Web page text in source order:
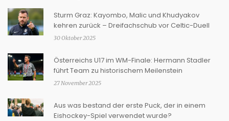
Sturm Graz: Kayombo, Malic und Khudyakov
kehren zurück – Dreifachschub vor Celtic-Duell
30 Oktober 2025
Österreichs U17 im WM-Finale: Hermann Stadler
führt Team zu historischem Meilenstein
27 November 2025
Aus was bestand der erste Puck, der in einem
Eishockey-Spiel verwendet wurde?